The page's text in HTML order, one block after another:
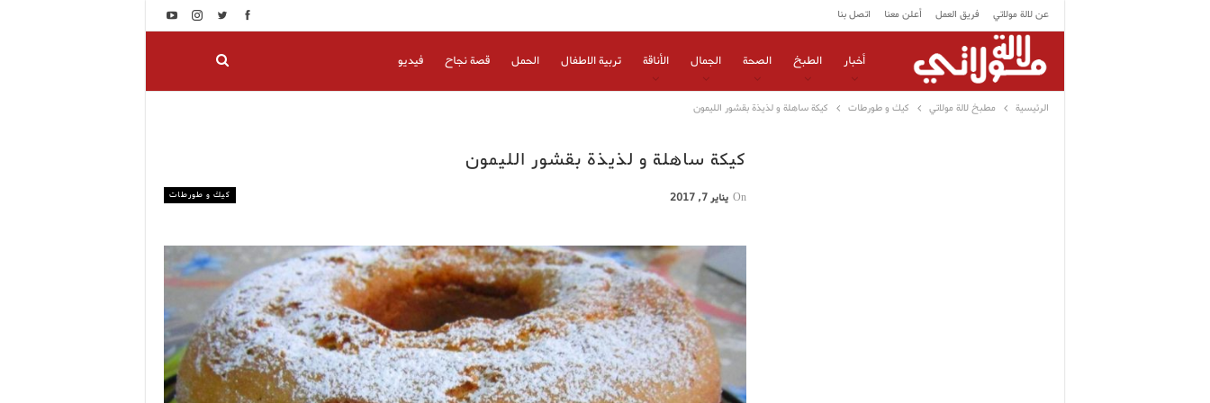
عن لالة مولاتي فريق العمل أعلن معنا اتصل بنا
أخبار الطبخ الصحة الجمال الأناقة تربية الاطفال الحمل قصة نجاح فيديو
الرئيسية مطبخ لالة مولاتي كيك و طورطات كيكة ساهلة و لذيذة بقشور الليمون
كيكة ساهلة و لذيذة بقشور الليمون
كيك و طورطات On يناير 7, 2017